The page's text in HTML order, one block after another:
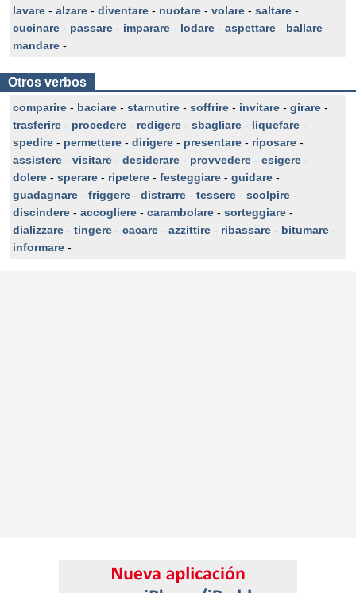
lavare - alzare - diventare - nuotare - volare - saltare -
cucinare - passare - imparare - lodare - aspettare - ballare -
mandare -
Otros verbos
comparire - baciare - starnutire - soffrire - invitare - girare -
trasferire - procedere - redigere - sbagliare - liquefare -
spedire - permettere - dirigere - presentare - riposare -
assistere - visitare - desiderare - provvedere - esigere -
dolere - sperare - ripetere - festeggiare - guidare -
guadagnare - friggere - distrarre - tessere - scolpire -
discindere - accogliere - carambolare - sorteggiare -
dializzare - tingere - cacare - azzittire - ribassare - bitumare -
informare -